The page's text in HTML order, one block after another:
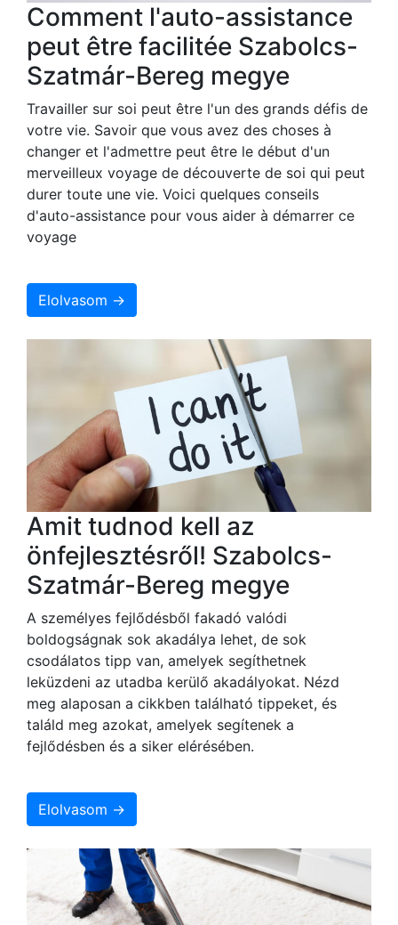
Comment l'auto-assistance
peut être facilitée Szabolcs-
Szatmár-Bereg megye
Travailler sur soi peut être l'un des grands défis de
votre vie. Savoir que vous avez des choses à
changer et l'admettre peut être le début d'un
merveilleux voyage de découverte de soi qui peut
durer toute une vie. Voici quelques conseils
d'auto-assistance pour vous aider à démarrer ce
voyage
Elolvasom →
Amit tudnod kell az
önfejlesztésről! Szabolcs-
Szatmár-Bereg megye
A személyes fejlődésből fakadó valódi
boldogságnak sok akadálya lehet, de sok
csodálatos tipp van, amelyek segíthetnek
leküzdeni az utadba kerülő akadályokat. Nézd
meg alaposan a cikkben található tippeket, és
találd meg azokat, amelyek segítenek a
fejlődésben és a siker elérésében.
Elolvasom →